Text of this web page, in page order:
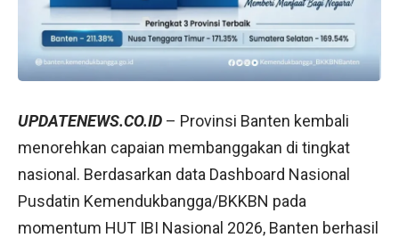
UPDATENEWS.CO.ID – Provinsi Banten kembali
menorehkan capaian membanggakan di tingkat
nasional. Berdasarkan data Dashboard Nasional
Pusdatin Kemendukbangga/BKKBN pada
momentum HUT IBI Nasional 2026, Banten berhasil